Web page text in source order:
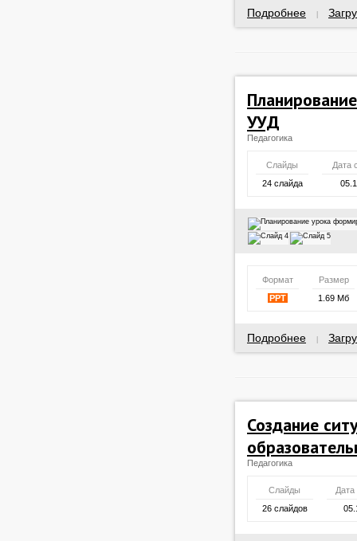
Подробнее
УУД
Педагогика
Слайды
Дата
24 слайда
Формат
Размер
PPT
1.69 Мб
Подробнее
Создание
Педагогика
Слайды
Дата
26 слайдов